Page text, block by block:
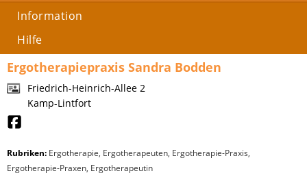
Information
Hilfe
Ergotherapiepraxis Sandra Bodden
Friedrich-Heinrich-Allee 2
Kamp-Lintfort
Rubriken: Ergotherapie, Ergotherapeuten, Ergotherapie-Praxis,
Ergotherapie-Praxen, Ergotherapeutin